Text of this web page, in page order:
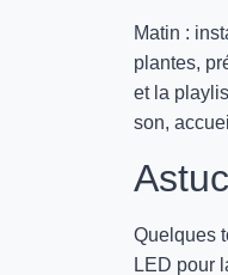
Matin :
plantes,
et la
son,
Quelques
LED pour